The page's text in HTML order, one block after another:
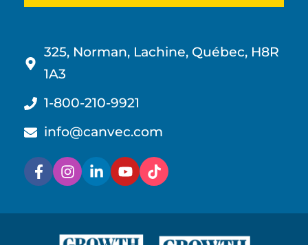
325, Norman, Lachine, Québec, H8R
1A3
1-800-210-9921
info@canvec.com